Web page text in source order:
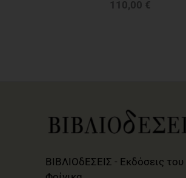
110,00 €
ΒΙΒΛΙΟδΕΣΕΙΣ - Εκδόσεις του